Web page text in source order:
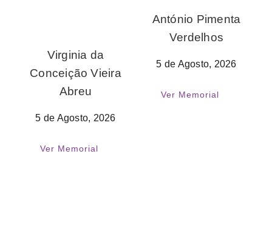
Virginia da
Conceição Vieira
Abreu
5 de Agosto, 2026
Ver Memorial
António Pimenta
Verdelhos
5 de Agosto, 2026
Ver Memorial